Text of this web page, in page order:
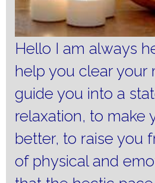
Hello I am always
help you clear your
guide you into a
relaxation, to make
better, to raise you
of physical and